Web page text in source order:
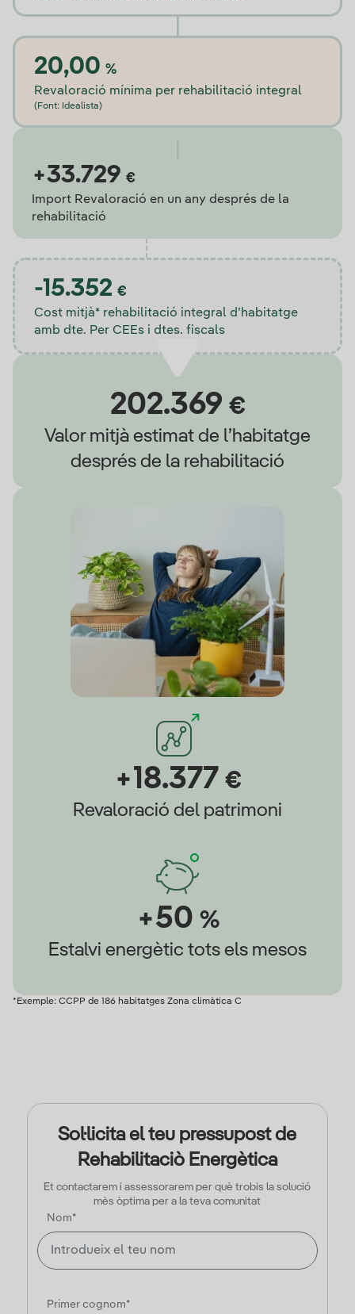
20,00 %
Revaloració mínima per rehabilitació integral
(Font: Idealista)
+33.729 €
Import Revaloració en un any després de la
rehabilitació
-15.352 €
Cost mitjà* rehabilitació integral d’habitatge
amb dte. Per CEEs i dtes. fiscals
202.369 €
Valor mitjà estimat de l’habitatge
després de la rehabilitació
+18.377 €
Revaloració del patrimoni
+50 %
Estalvi energètic tots els mesos
*Exemple: CCPP de 186 habitatges Zona climàtica C
Sol·licita el teu pressupost de
Rehabilitaciò Energètica
Et contactarem i assessorarem per què trobis la solució
mès òptima per a la teva comunitat
Nom*
Primer cognom*